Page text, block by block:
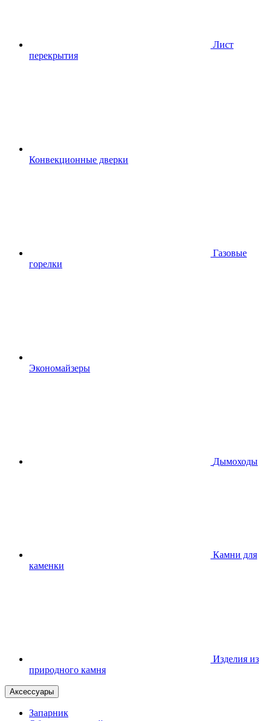
Лист
перекрытия
Конвекционные дверки
Газовые
горелки
Экономайзеры
Дымоходы
Камни для
каменки
Изделия из
природного камня
Аксессуары
Запарник